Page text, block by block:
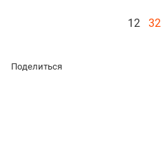
12 32
Поделиться